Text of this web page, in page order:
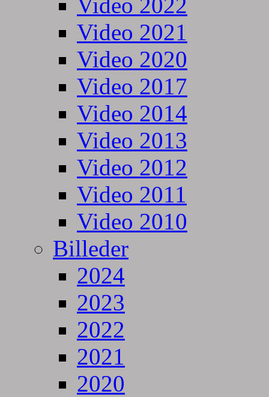
Video 2021
Video 2020
Video 2017
Video 2014
Video 2013
Video 2012
Video 2011
Video 2010
Billeder
2024
2023
2022
2021
2020